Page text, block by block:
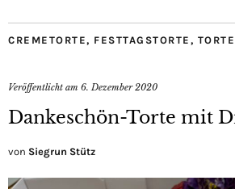
CREMETORTE, FESTTAGSTORTE , TORTE
Veröffentlicht am 6. Dezember 2020
Dankeschön-Torte mit
von Siegrun Stütz